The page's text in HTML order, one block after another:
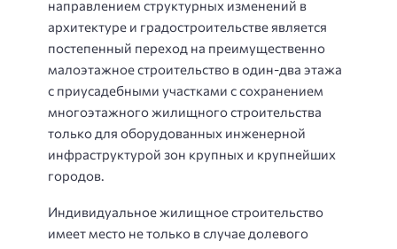
направлением структурных изменений в
архитектуре и градостроительстве является
постепенный переход на преимущественно
малоэтажное строительство в один-два этажа
с приусадебными участками с сохранением
многоэтажного жилищного строительства
только для оборудованных инженерной
инфраструктурой зон крупных и крупнейших
городов.
Индивидуальное жилищное строительство
имеет место не только в случае долевого